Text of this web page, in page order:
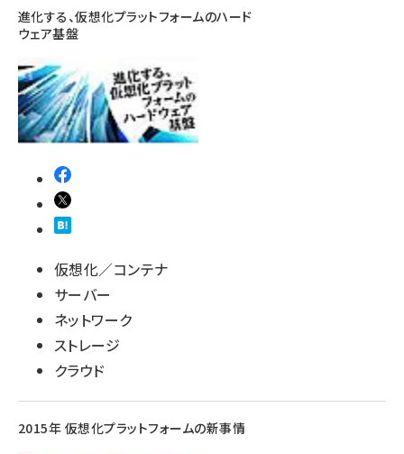
進化する、仮想化プラットフォームのハード
ウェア基盤
仮想化／コンテナ
サーバー
ネットワーク
ストレージ
クラウド
2015年 仮想化プラットフォームの新事情